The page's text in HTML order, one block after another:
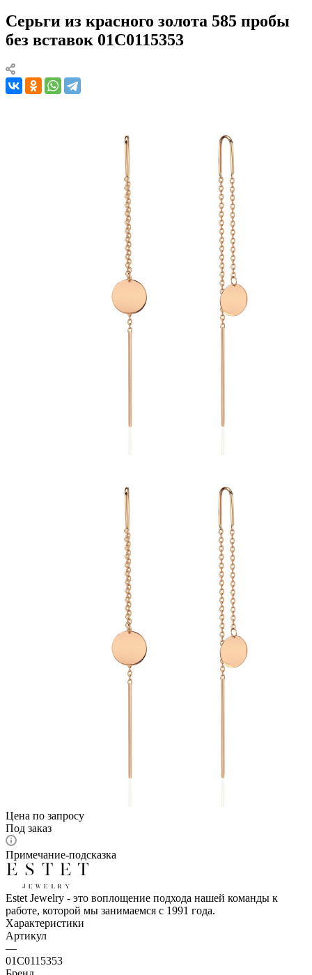
Серьги из красного золота 585 пробы
без вставок 01С0115353
Цена по запросу
Под заказ
Примечание-подсказка
Estet Jewelry - это воплощение подхода нашей команды к
работе, которой мы занимаемся с 1991 года.
Характеристики
Артикул
—
01С0115353